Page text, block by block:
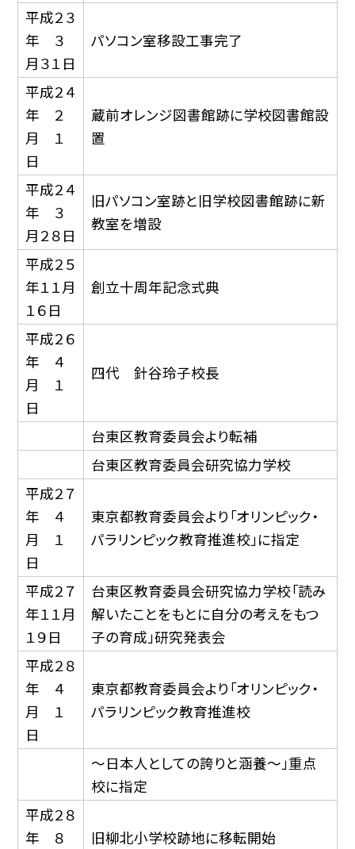
平成２３
年 ３
月３１日
パソコン室移設工事完了
平成２４
年 ２
月 １
日
蔵前オレンジ図書館跡に学校図書館設
置
平成２４
年 ３
月２８日
旧パソコン室跡と旧学校図書館跡に新
教室を増設
平成２５
年１１月
１６日
創立十周年記念式典
平成２６
年 ４
月 １
日
四代 針谷玲子校長
台東区教育委員会より転補
台東区教育委員会研究協力学校
平成２７
年 ４
月 １
日
東京都教育委員会より「オリンピック・
パラリンピック教育推進校」に指定
平成２７
年１１月
１９日
台東区教育委員会研究協力学校「読み
解いたことをもとに自分の考えをもつ
子の育成」研究発表会
平成２８
年 ４
月 １
日
東京都教育委員会より「オリンピック・
パラリンピック教育推進校
〜日本人としての誇りと涵養〜」重点
校に指定
平成２８
年 ８
旧柳北小学校跡地に移転開始